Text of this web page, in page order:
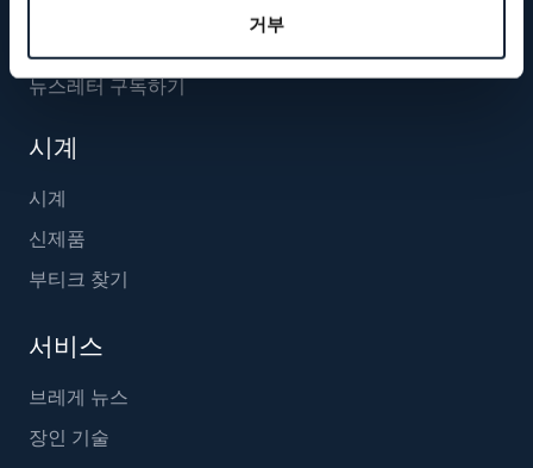
거부
뉴스레터 구독하기
시계
시계
신제품
부티크 찾기
서비스
브레게 뉴스
장인 기술